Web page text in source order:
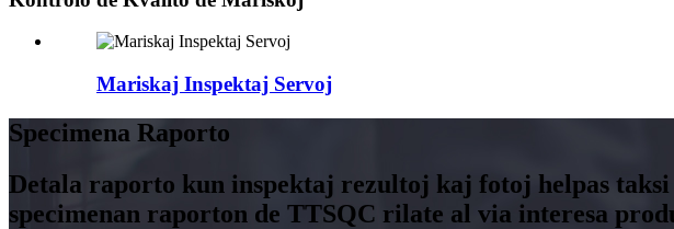
Mariskaj Inspektaj Servoj
Specimena Raporto
Detala raporto kun inspektaj rezultoj kaj fotoj helpas
specimenan raporton de TTSQC rilate al via interesa